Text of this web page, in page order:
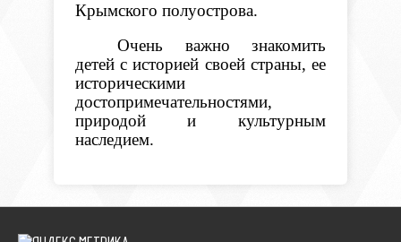
Крымского полуострова.
Очень важно знакомить
детей с историей своей страны, ее
историческими
достопримечательностями,
природой и культурным
наследием.